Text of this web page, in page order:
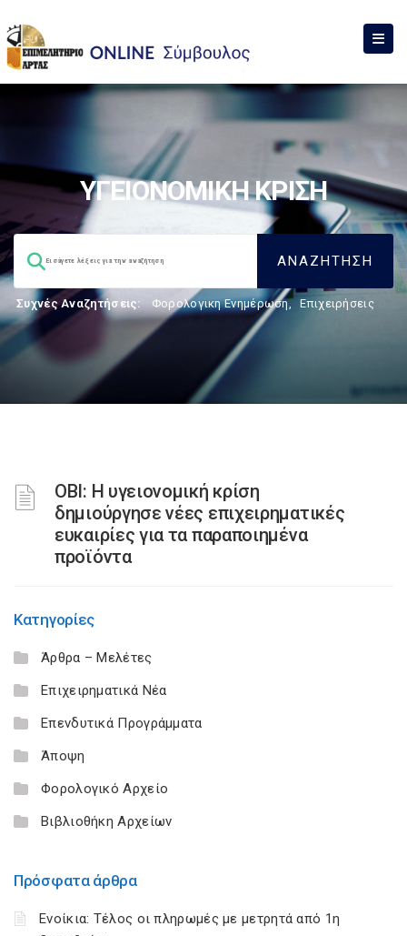
ΥΓΕΙΟΝΟΜΙΚΗ ΚΡΙΣΗ
Συχνές Αναζητήσεις: Φορολογικη Ενημέρωση, Επιχειρήσεις
ΟΒΙ: Η υγειονομική κρίση
δημιούργησε νέες επιχειρηματικές
ευκαιρίες για τα παραποιημένα
προϊόντα
Κατηγορίες
Άρθρα – Μελέτες
Επιχειρηματικά Νέα
Επενδυτικά Προγράμματα
Άποψη
Φορολογικό Αρχείο
Βιβλιοθήκη Αρχείων
Πρόσφατα άρθρα
Ενοίκια: Τέλος οι πληρωμές με μετρητά από 1η